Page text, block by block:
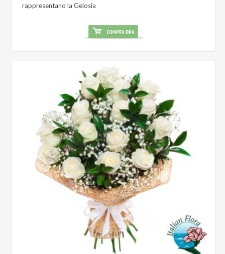
rappresentano la Gelosia